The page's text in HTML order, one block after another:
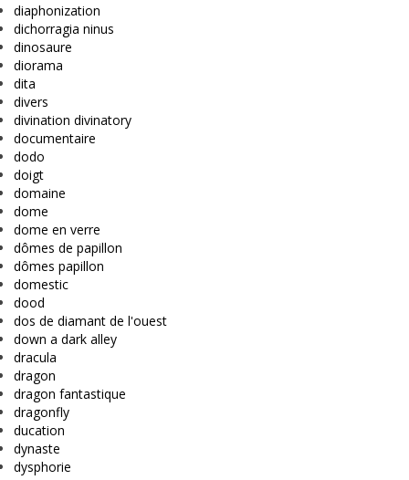
diaphonization
dichorragia ninus
dinosaure
diorama
dita
divers
divination divinatory
documentaire
dodo
doigt
domaine
dome
dome en verre
dômes de papillon
dômes papillon
domestic
dood
dos de diamant de l'ouest
down a dark alley
dracula
dragon
dragon fantastique
dragonfly
ducation
dynaste
dysphorie